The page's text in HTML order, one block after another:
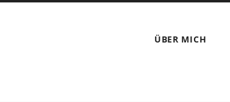
ÜBER MICH